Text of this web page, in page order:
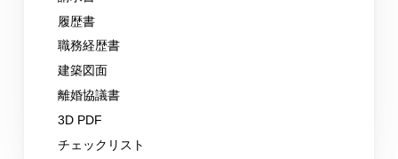
履歴書
職務経歴書
建築図面
離婚協議書
3D PDF
チェックリスト